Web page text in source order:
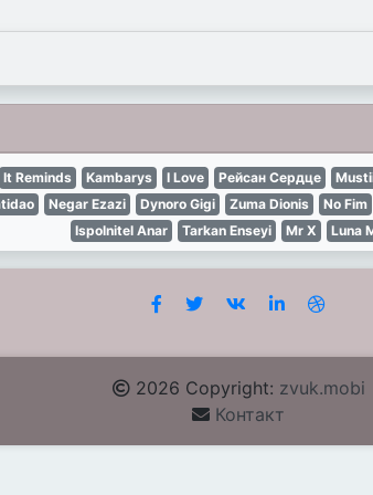
It Reminds Kambarys I Love Рейсан Сердце
Negar Ezazi Dynoro Gigi Zuma Dionis No Fim
Ispolnitel Anar
Tarkan Enseyi Mr X Luna
2026 Copyright: zvuk.mobi
Контакт